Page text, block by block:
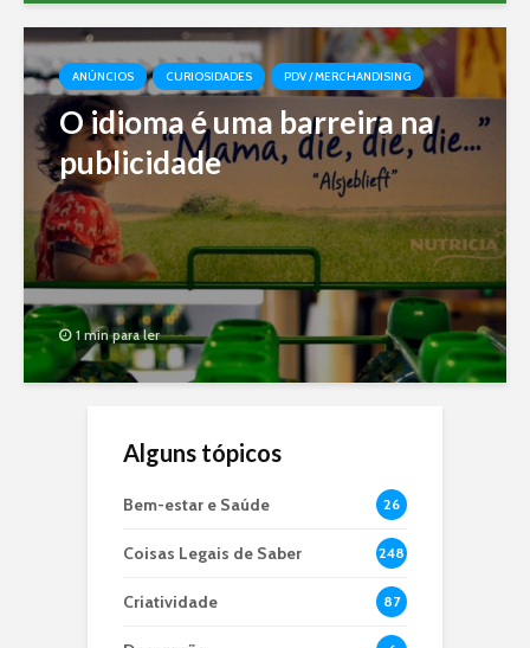
ANÚNCIOS CURIOSIDADES PDV / MERCHANDISING
O idioma é uma barreira na
publicidade
1 min para ler
Alguns tópicos
Bem-estar e Saúde 26
Coisas Legais de Saber 248
Criatividade 87